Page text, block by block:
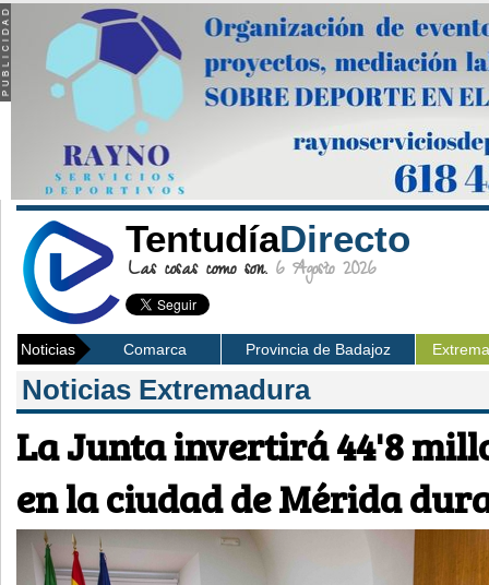
TentudíaDirecto
Las cosas como son. 6 Agosto 2026
Noticias Comarca Provincia de Badajoz
Noticias Extremadura
La Junta invertirá 44'8
en la ciudad de Mérida